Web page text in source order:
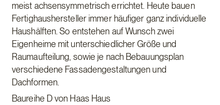
meist achsensymmetrisch errichtet. Heute bauen
Fertighaushersteller immer häufiger ganz individuelle
Haushälften. So entstehen auf Wunsch zwei
Eigenheime mit unterschiedlicher Größe und
Raumaufteilung, sowie je nach Bebauungsplan
verschiedene Fassadengestaltungen und
Dachformen.
Baureihe D von Haas Haus